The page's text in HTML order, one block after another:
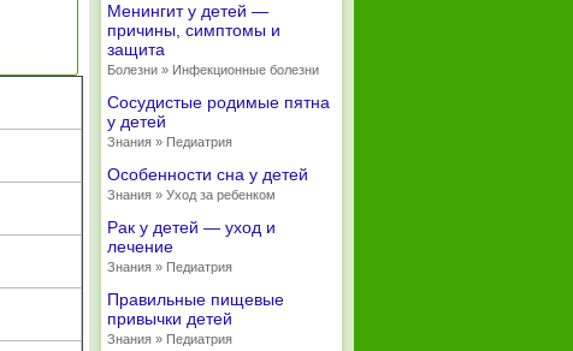
Менингит у детей —
причины, симптомы и
защита
Болезни » Инфекционные болезни
Сосудистые родимые пятна
у детей
Знания » Педиатрия
Особенности сна у детей
Знания » Уход за ребенком
Рак у детей — уход и
лечение
Знания » Педиатрия
Правильные пищевые
привычки детей
Знания » Педиатрия